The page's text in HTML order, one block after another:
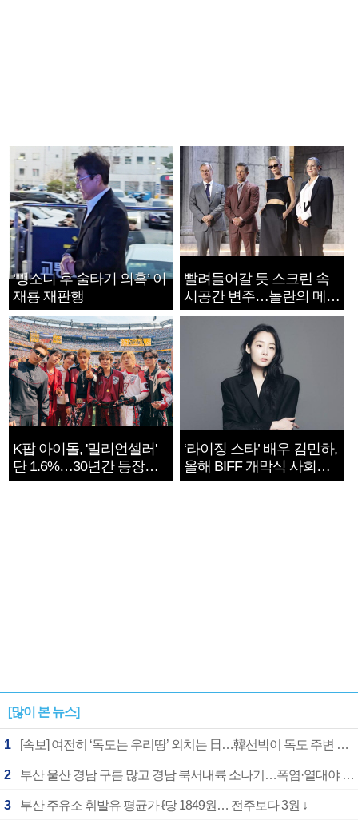
‘뺑소니 후 술타기 의혹’ 이
재룡 재판행
빨려들어갈 듯 스크린 속
시공간 변주…놀란의 메시
지는 ‘전쟁 속죄’
K팝 아이돌, '밀리언셀러'
단 1.6%…30년간 등장
1182개팀 전수조사
‘라이징 스타’ 배우 김민하,
올해 BIFF 개막식 사회자
확정
[많이 본 뉴스]
1 [속보] 여전히 ‘독도는 우리땅’ 외치는 日…韓선박이 독도 주변 해양조사 활동하자 반발
2 부산 울산 경남 구름 많고 경남 북서내륙 소나기…폭염·열대야 계속
3 부산 주유소 휘발유 평균가 ℓ당 1849원… 전주보다 3원 ↓